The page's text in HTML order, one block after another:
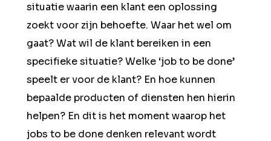
situatie waarin een klant een oplossing
zoekt voor zijn behoefte. Waar het wel om
gaat? Wat wil de klant bereiken in een
specifieke situatie? Welke ‘job to be done’
speelt er voor de klant? En hoe kunnen
bepaalde producten of diensten hen hierin
helpen? En dit is het moment waarop het
jobs to be done denken relevant wordt